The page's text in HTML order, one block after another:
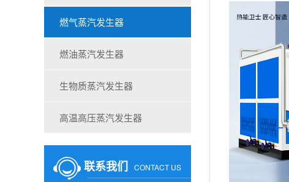
燃气蒸汽发生器
燃油蒸汽发生器
生物质蒸汽发生器
高温高压蒸汽发生器
联系我们 CONTACT US